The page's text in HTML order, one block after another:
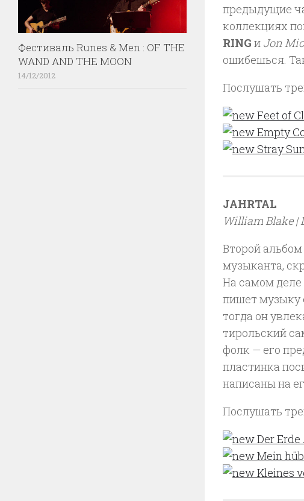
предыдущие
коллекциях
RING и Jon
ошибешься.
Послушать
Feet of
Empty
Stray
JAHRTAL
William Blake |
Второй
музыканта,
На самом деле
пишет музыку
тогда он
тирольский
фолк — его
пластинка
написаны на
Послушать
Der
Mein
Kleines
Фестиваль Runes & Men : OF THE
WAND AND THE MOON
14/12/2012